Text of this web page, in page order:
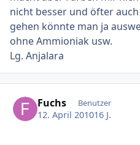
nicht besser und öfter
gehen könnte man ja
ohne Ammioniak usw.
Lg. Anjalara
Fuchs Benutzer
12. April 201016 J.